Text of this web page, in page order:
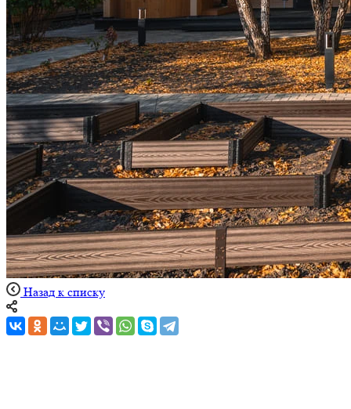
Назад к списку